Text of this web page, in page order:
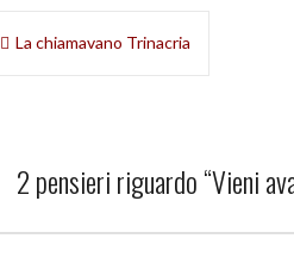
Navigazione
La chiamavano Trinacria
2 pensieri riguardo “Vieni